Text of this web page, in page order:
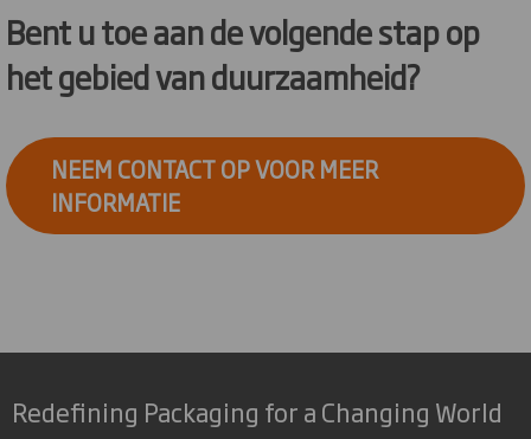
Bent u toe aan de volgende stap op
het gebied van duurzaamheid?
NEEM CONTACT OP VOOR MEER
INFORMATIE
Redefining Packaging for a Changing World